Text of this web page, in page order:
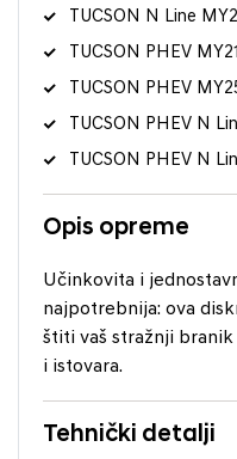
TUCSON N Line
TUCSON PHEV MY21
TUCSON PHEV
TUCSON PHEV N
TUCSON PHEV N
Opis opreme
Učinkovita i
najpotrebnija: ova
štiti vaš stražnji
i istovara.
Tehnički detalji